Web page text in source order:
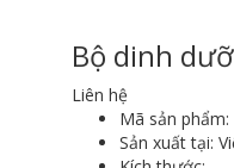
Bộ dinh
Liên hệ
Mã sản phẩm:
Sản xuất tại: